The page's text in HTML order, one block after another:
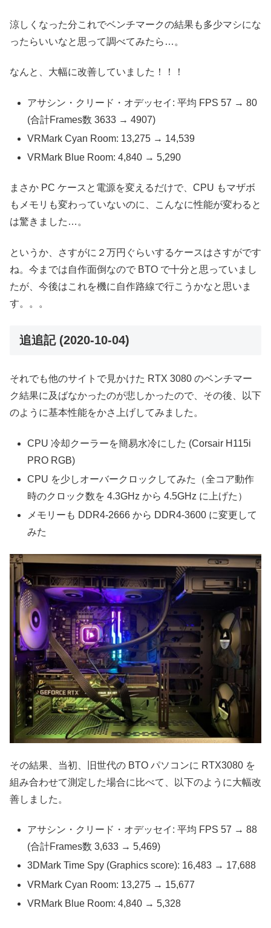
涼しくなった分これでベンチマークの結果も多少マシにな
ったらいいなと思って調べてみたら…。
なんと、大幅に改善していました！！！
アサシン・クリード・オデッセイ: 平均 FPS 57 → 80
(合計Frames数 3633 → 4907)
VRMark Cyan Room: 13,275 → 14,539
VRMark Blue Room: 4,840 → 5,290
まさか PC ケースと電源を変えるだけで、CPU もマザボ
もメモリも変わっていないのに、こんなに性能が変わると
は驚きました…。
というか、さすがに２万円ぐらいするケースはさすがです
ね。今までは自作面倒なので BTO で十分と思っていまし
たが、今後はこれを機に自作路線で行こうかなと思いま
す。。。
追追記 (2020-10-04)
それでも他のサイトで見かけた RTX 3080 のベンチマー
ク結果に及ばなかったのが悲しかったので、その後、以下
のように基本性能をかさ上げしてみました。
CPU 冷却クーラーを簡易水冷にした (Corsair H115i
PRO RGB)
CPU を少しオーバークロックしてみた（全コア動作
時のクロック数を 4.3GHz から 4.5GHz に上げた）
メモリーも DDR4-2666 から DDR4-3600 に変更して
みた
その結果、当初、旧世代の BTO パソコンに RTX3080 を
組み合わせて測定した場合に比べて、以下のように大幅改
善しました。
アサシン・クリード・オデッセイ: 平均 FPS 57 → 88
(合計Frames数 3,633 → 5,469)
3DMark Time Spy (Graphics score): 16,483 → 17,688
VRMark Cyan Room: 13,275 → 15,677
VRMark Blue Room: 4,840 → 5,328